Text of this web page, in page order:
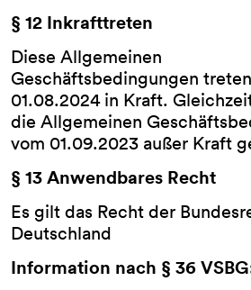
§ 12 Inkrafttreten
Diese Allgemeinen
Geschäftsbedingungen
01.08.2024 in Kraft.
die Allgemeinen
vom 01.09.2023 außer Kraft
§ 13 Anwendbares Recht
Es gilt das Recht der
Deutschland
Information nach § 36